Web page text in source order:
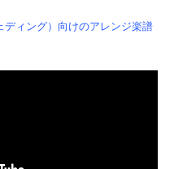
ィング）向けのアレンジ楽譜